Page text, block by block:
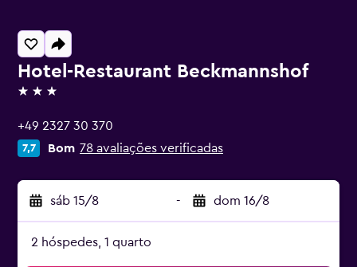
Hotel-Restaurant Beckmannshof
3 estrelas
+49 2327 30 370
7,7 Bom 78 avaliações verificadas
sáb 15/8 - dom 16/8
2 hóspedes, 1 quarto